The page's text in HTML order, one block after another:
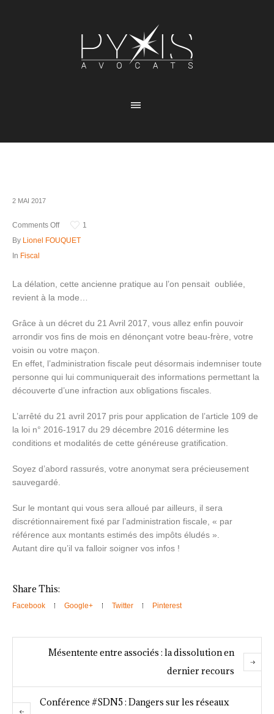
2 MAI 2017
Comments Off
1
By Lionel FOUQUET
In Fiscal
La délation, cette ancienne pratique au l’on pensait oubliée,
revient à la mode…
Grâce à un décret du 21 Avril 2017, vous allez enfin pouvoir
arrondir vos fins de mois en dénonçant votre beau-frère, votre
voisin ou votre maçon.
En effet, l’administration fiscale peut désormais indemniser toute
personne qui lui communiquerait des informations permettant la
découverte d’une infraction aux obligations fiscales.
L’arrêté du 21 avril 2017 pris pour application de l’article 109 de
la loi n° 2016-1917 du 29 décembre 2016 détermine les
conditions et modalités de cette généreuse gratification.
Soyez d’abord rassurés, votre anonymat sera précieusement
sauvegardé.
Sur le montant qui vous sera alloué par ailleurs, il sera
discrétionnairement fixé par l’administration fiscale, « par
référence aux montants estimés des impôts éludés ».
Autant dire qu’il va falloir soigner vos infos !
Share This:
Facebook Google+ Twitter Pinterest
Mésentente entre associés : la dissolution en
dernier recours
Conférence #SDN5 : Dangers sur les réseaux